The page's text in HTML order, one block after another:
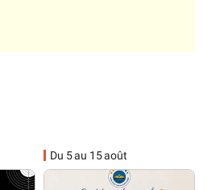
Du 5 au 15 août